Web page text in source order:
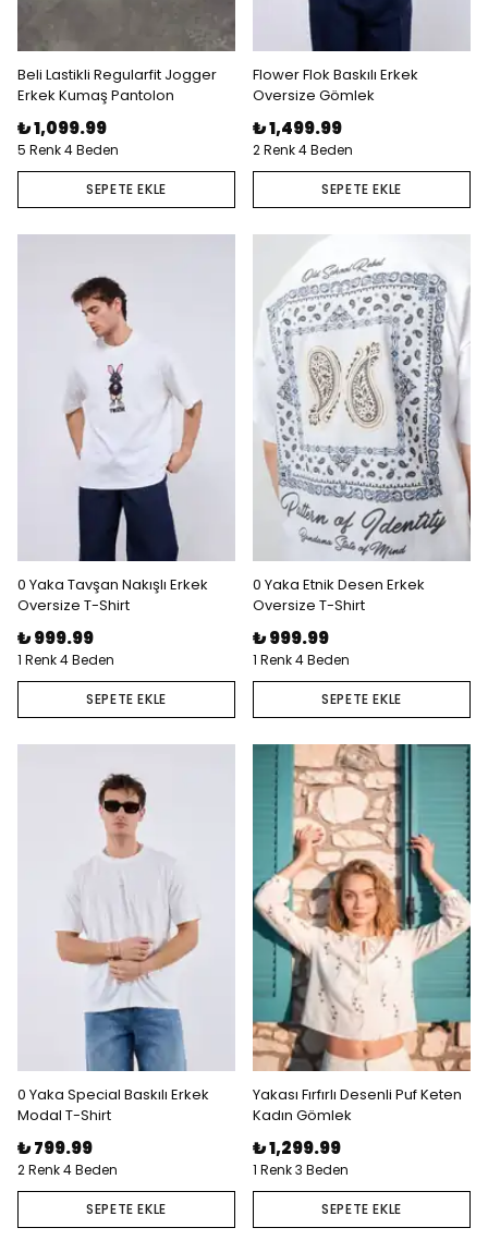
Beli Lastikli Regularfit Jogger
Erkek Kumaş Pantolon
₺ 1,099.99
5 Renk 4 Beden
SEPETE EKLE
Flower Flok Baskılı Erkek
Oversize Gömlek
₺ 1,499.99
2 Renk 4 Beden
SEPETE EKLE
0 Yaka Tavşan Nakışlı Erkek
Oversize T-Shirt
₺ 999.99
1 Renk 4 Beden
SEPETE EKLE
0 Yaka Etnik Desen Erkek
Oversize T-Shirt
₺ 999.99
1 Renk 4 Beden
SEPETE EKLE
0 Yaka Special Baskılı Erkek
Modal T-Shirt
₺ 799.99
2 Renk 4 Beden
SEPETE EKLE
Yakası Fırfırlı Desenli Puf Keten
Kadın Gömlek
₺ 1,299.99
1 Renk 3 Beden
SEPETE EKLE